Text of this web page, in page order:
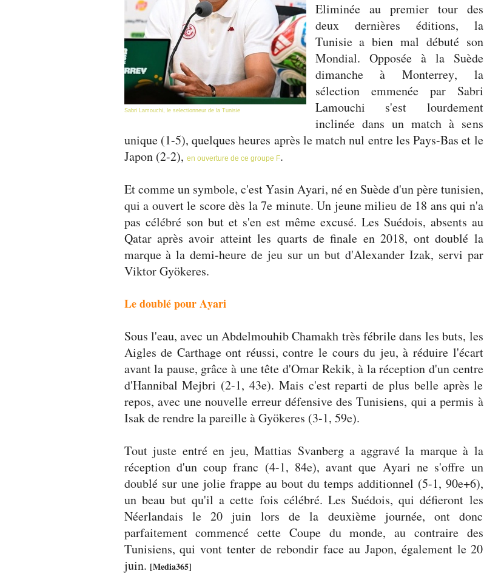
Sabri Lamouchi, le selectionneur de la Tunisie
Eliminée au premier tour des
deux dernières éditions, la
Tunisie a bien mal débuté son
Mondial. Opposée à la Suède
dimanche à Monterrey, la
sélection emmenée par Sabri
Lamouchi s'est lourdement
inclinée dans un match à sens
unique (1-5), quelques heures après le match nul entre les Pays-Bas et le
Japon (2-2), en ouverture de ce groupe F.
Et comme un symbole, c'est Yasin Ayari, né en Suède d'un père tunisien,
qui a ouvert le score dès la 7e minute. Un jeune milieu de 18 ans qui n'a
pas célébré son but et s'en est même excusé. Les Suédois, absents au
Qatar après avoir atteint les quarts de finale en 2018, ont doublé la
marque à la demi-heure de jeu sur un but d'Alexander Izak, servi par
Viktor Gyökeres.
Le doublé pour Ayari
Sous l'eau, avec un Abdelmouhib Chamakh très fébrile dans les buts, les
Aigles de Carthage ont réussi, contre le cours du jeu, à réduire l'écart
avant la pause, grâce à une tête d'Omar Rekik, à la réception d'un centre
d'Hannibal Mejbri (2-1, 43e). Mais c'est reparti de plus belle après le
repos, avec une nouvelle erreur défensive des Tunisiens, qui a permis à
Isak de rendre la pareille à Gyökeres (3-1, 59e).
Tout juste entré en jeu, Mattias Svanberg a aggravé la marque à la
réception d'un coup franc (4-1, 84e), avant que Ayari ne s'offre un
doublé sur une jolie frappe au bout du temps additionnel (5-1, 90e+6),
un beau but qu'il a cette fois célébré. Les Suédois, qui défieront les
Néerlandais le 20 juin lors de la deuxième journée, ont donc
parfaitement commencé cette Coupe du monde, au contraire des
Tunisiens, qui vont tenter de rebondir face au Japon, également le 20
juin. [Media365]